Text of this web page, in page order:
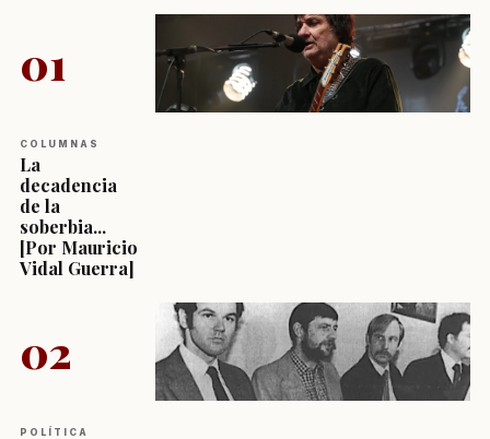
01
COLUMNAS
La
decadencia
de la
soberbia...
[Por Mauricio
Vidal Guerra]
02
POLÍTICA